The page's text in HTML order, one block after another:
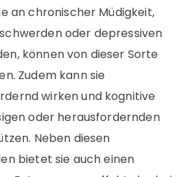
an chronischer Müdigkeit,
oder depressiven
können von dieser Sorte
Zudem kann sie
wirken und kognitive
oder herausfordernden
Neben diesen
bietet sie auch einen